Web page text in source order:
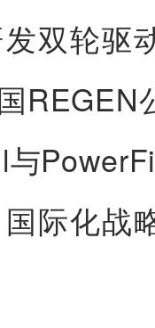
双轮驱
REGEN
际化战